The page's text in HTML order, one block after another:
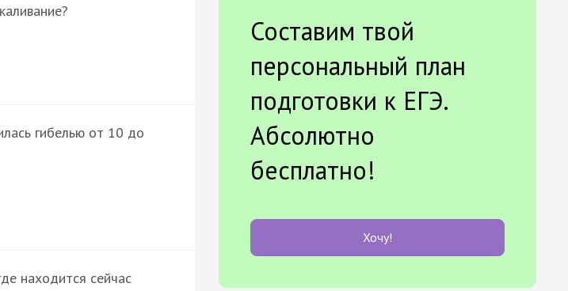
гибелью от 10 до
находится сейчас
Составим твой
персональный план
подготовки к ЕГЭ.
Абсолютно
бесплатно!
Хочу!